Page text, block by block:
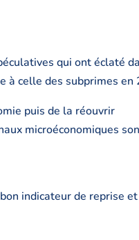
qui ont éclaté
à celle des subprimes en
puis de la réouvrir
microéconomiques
indicateur de reprise